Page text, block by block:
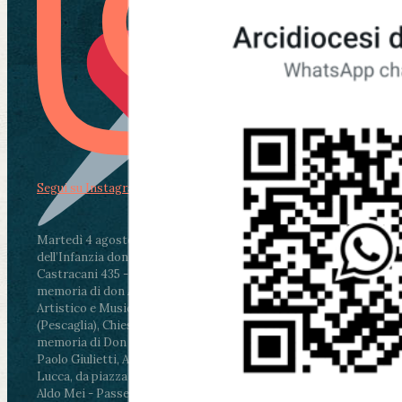
Martedì 4 agosto2026
ore 11:30 - Lucca, Scuola
dell’Infanzia don Aldo Mei - Viale Castruccio
Castracani 435 - Inaugurazione murales in
memoria di don Aldo Mei curato dal Liceo
Artistico e Musicale “Passaglia”
ore 18 - Fiano
(Pescaglia), Chiesa parrocchiale - Messa in
memoria di Don Aldo Mei celebrata da mons.
Paolo Giulietti, Arcivescovo di Lucca
ore 20.30 -
Lucca, da piazza San Michele al Cippo di don
Aldo Mei - Passeggiata della Memoria in alcuni
Segui su Instagram